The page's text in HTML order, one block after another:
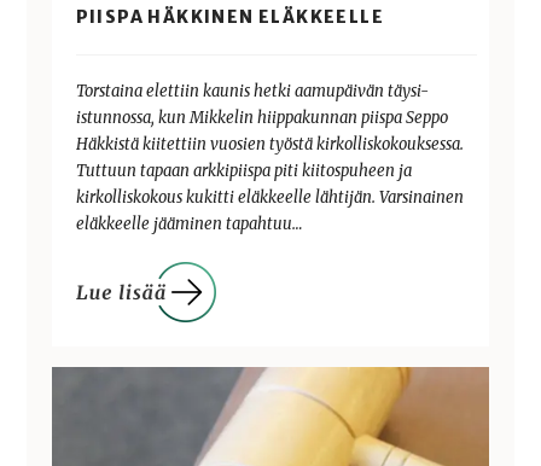
PIISPA HÄKKINEN ELÄKKEELLE
Torstaina elettiin kaunis hetki aamupäivän täysi-
istunnossa, kun Mikkelin hiippakunnan piispa Seppo
Häkkistä kiitettiin vuosien työstä kirkolliskokouksessa.
Tuttuun tapaan arkkipiispa piti kiitospuheen ja
kirkolliskokous kukitti eläkkeelle lähtijän. Varsinainen
eläkkeelle jääminen tapahtuu…